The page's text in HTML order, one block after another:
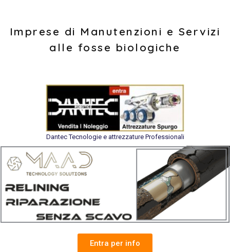
Imprese di Manutenzioni e Servizi
alle fosse biologiche
Dantec Tecnologie e attrezzature Professionali
Entra per info